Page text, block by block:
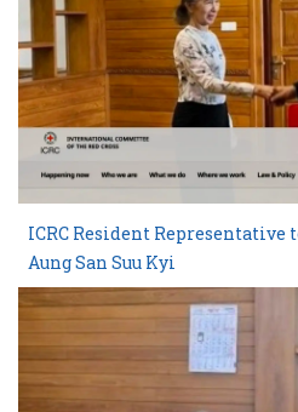
ICRC Resident Representative
Aung San Suu Kyi